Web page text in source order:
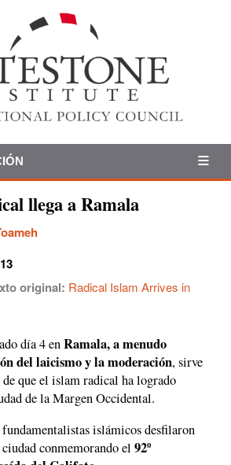
llega a Ramala
original: Radical Islam Arrives in
día 4 enRamala, a menudo
del laicismo y la moderación, sirve
que el islam radical ha logrado
de la Margen Occidental.
islámicos desfilaron
conmemorando el 92º